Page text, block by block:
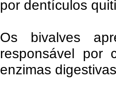
por dentículos
Os bivalves
responsável por
enzimas